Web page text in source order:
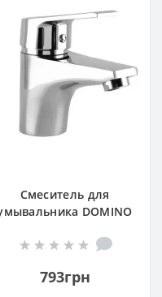
Смеситель для
DOMINO
793грн